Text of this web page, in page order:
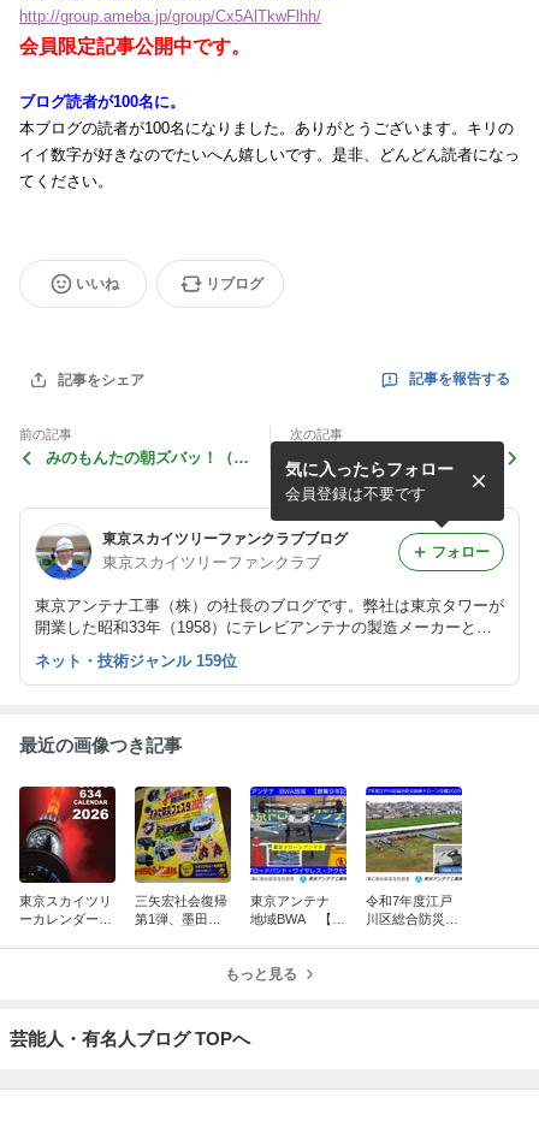
http://group.ameba.jp/group/Cx5AlTkwFlhh/
会員限定記事公開中です。
ブログ読者が100名に。
本ブログの読者が100名になりました。ありがとうございます。キリの
イイ数字が好きなのでたいへん嬉しいです。是非、どんどん読者になっ
てください。
いいね リブログ
記事をシェア 記事を報告する
前の記事
みのもんたの朝ズバッ！（T
次の記事
5月6日までなので大林組の
建設展に1/100のスカイツリ
ー模型だけを見にTBSに行っ
てきました。
東京スカイツリーファンクラブブログ
東京スカイツリーファンクラブ
東京アンテナ工事（株）の社長のブログです。弊社は東京タワーが
開業した昭和33年（1958）にテレビアンテナの製造メーカーとし
て創業しました。
気に入ったらフォロー
会員登録は不要です
フォロー
ネット・技術ジャンル 159位
最近の画像つき記事
東京スカイツリ
ーカレンダー10
三矢宏社会復帰
第1弾、墨田区
東京アンテナ
地域BWA 【創
ド・ワイヤレ
令和7年度江戸
川区総合防災訓
もっと見る
芸能人・有名人ブログ TOPへ